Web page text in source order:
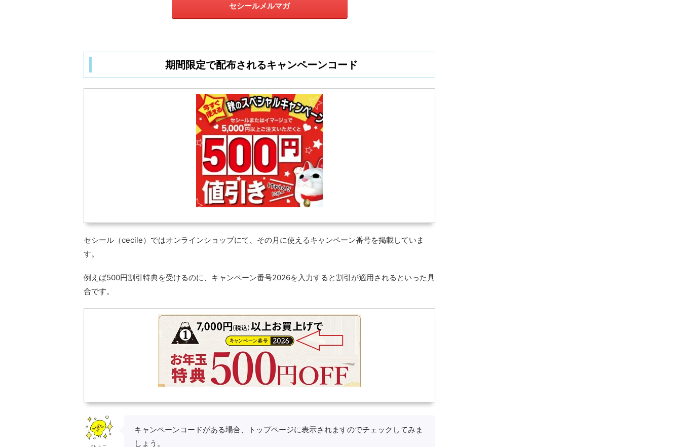
セシールメルマガ
期間限定で配布されるキャンペーンコード
セシール（cecile）ではオンラインショップにて、その月に使えるキャンペーン番号を掲載していま
す。
例えば500円割引特典を受けるのに、キャンペーン番号2026を入力すると割引が適用されるといった具
合です。
キャンペーンコードがある場合、トップページに表示されますのでチェックしてみま
しょう。